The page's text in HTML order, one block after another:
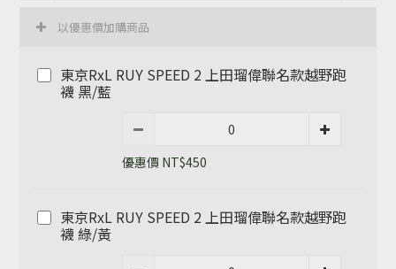
以優惠價加購商品
東京RxL RUY SPEED 2 上田瑠偉聯名款越野跑
襪 黑/藍
優惠價 NT$450
東京RxL RUY SPEED 2 上田瑠偉聯名款越野跑
襪 綠/黃